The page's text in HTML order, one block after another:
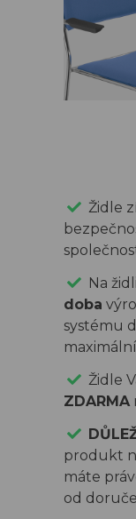
Židle
Na
doba
systému
Židle
ZDARMA
produkt
máte
od